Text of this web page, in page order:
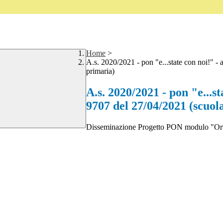
Home >
A.s. 2020/2021 - pon "e...state con noi!" -
primaria)
A.s. 2020/2021 - pon
9707 del 27/04/2021
Disseminazione Progetto PON modulo